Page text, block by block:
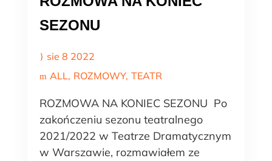
SEZONU
sie 8 2022
ALL ROZMOWY TEATR
ROZMOWA NA KONIEC SEZONU Po
zakończeniu sezonu teatralnego
2021/2022 w Teatrze Dramatycznym
w Warszawie, rozmawiałem ze